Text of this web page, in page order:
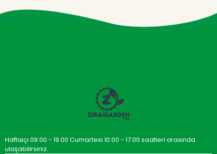
Haftaiçi 09:00 - 19:00 Cumartesi 10:00 - 17:00 saatleri arasında
ulaşabilirsiniz.